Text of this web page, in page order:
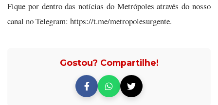
Fique por dentro das notícias do Metrópoles através do nosso
canal no Telegram: https://t.me/metropolesurgente.
Gostou? Compartilhe!